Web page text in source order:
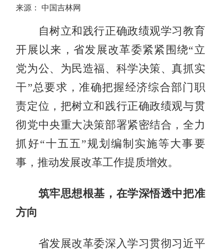
来源： 中国吉林网
自树立和践行正确政绩观学习教育
开展以来，省发展改革委紧紧围绕“立
党为公、为民造福、科学决策、真抓实
干”总要求，准确把握经济综合部门职
责定位，把树立和践行正确政绩观与贯
彻党中央重大决策部署紧密结合，全力
抓好“十五五”规划编制实施等大事要
事，推动发展改革工作提质增效。
筑牢思想根基，在学深悟透中把准
方向
省发展改革委深入学习贯彻习近平